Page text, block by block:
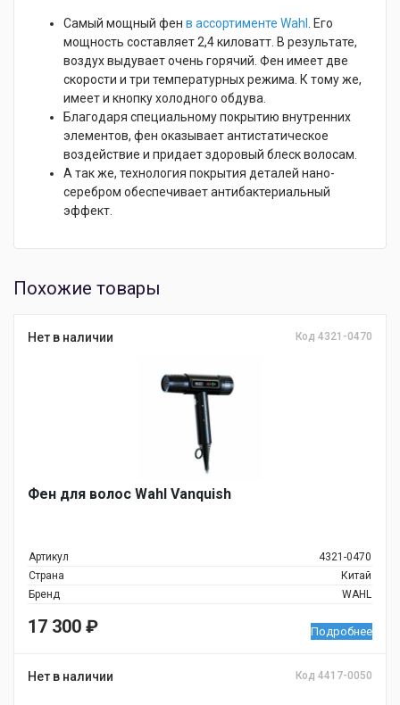
Самый мощный фен в ассортименте Wahl
. Его
мощность составляет 2,4 киловатт. В результате,
воздух выдувает очень горячий. Фен имеет две
скорости и три температурных режима. К тому же,
имеет и кнопку холодного обдува.
Благодаря специальному покрытию внутренних
элементов, фен оказывает антистатическое
воздействие и придает здоровый блеск волосам.
А так же, технология покрытия деталей нано-
серебром обеспечивает антибактериальный
эффект.
Похожие товары
Нет в наличии Код 4321-0470
Фен для волос Wahl Vanquish
Артикул
4321-0470
Страна
Китай
Бренд
WAHL
17 300 ₽ Подробнее
Нет в наличии Код 4417-0050